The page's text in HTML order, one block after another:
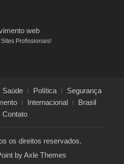
Profissionais!
Saúde Política
Segurança
Internacional
Brasil
Contato
os direitos reservados.
byAxle Themes